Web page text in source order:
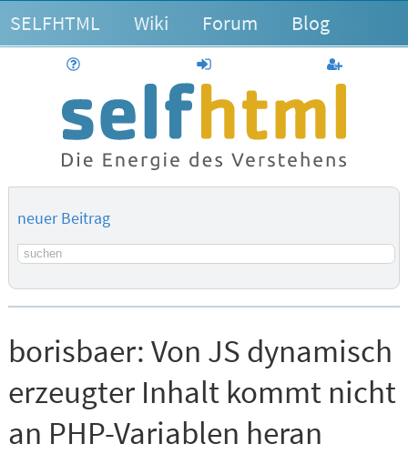
SELFHTML Wiki Forum Blog
anmelden
neuer Beitrag
Suchbegriff
borisbaer: Von JS dynamisch
erzeugter Inhalt kommt nicht
an PHP-Variablen heran